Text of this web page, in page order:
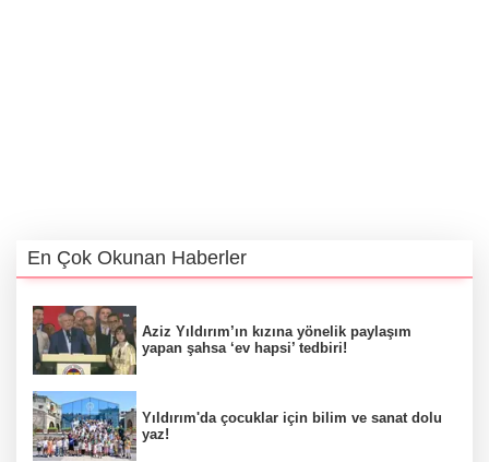
En Çok Okunan Haberler
Aziz Yıldırım’ın kızına yönelik paylaşım
yapan şahsa ‘ev hapsi’ tedbiri!
Yıldırım'da çocuklar için bilim ve sanat dolu
yaz!